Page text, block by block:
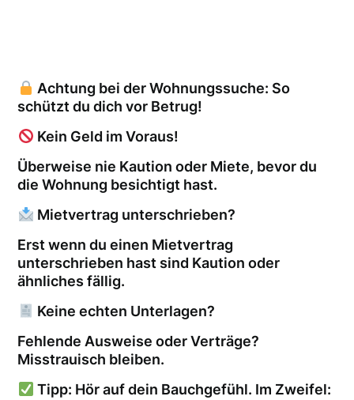
Achtung bei der Wohnungssuche: So
schützt du dich vor Betrug!
Kein Geld im Voraus!
Überweise nie Kaution oder Miete, bevor du
die Wohnung besichtigt hast.
Mietvertrag unterschrieben?
Erst wenn du einen Mietvertrag
unterschrieben hast sind Kaution oder
ähnliches fällig.
Keine echten Unterlagen?
Fehlende Ausweise oder Verträge?
Misstrauisch bleiben.
Tipp: Hör auf dein Bauchgefühl. Im Zweifel: